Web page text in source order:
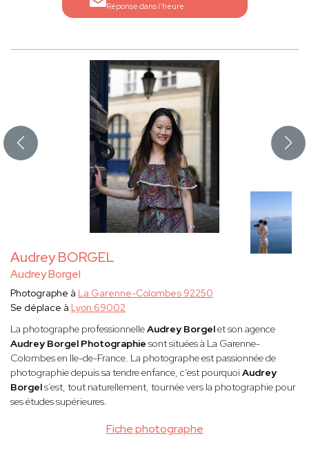
Réponse dans l'heure
Audrey BORGEL
Audrey Borgel
Fiche photographe
Photographe à La Garenne-Colombes 92250
Se déplace à Lyon 69002
La photographe professionnelleAudrey Borgelet son agence
Audrey Borgel Photographie sont situées à La Garenne-
Colombes en Ile-de-France. La photographe est passionnée de
photographie depuis sa tendre enfance, c’est pourquoi Audrey
Borgels’est, tout naturellement, tournée vers la photographie pour
ses études supérieures.